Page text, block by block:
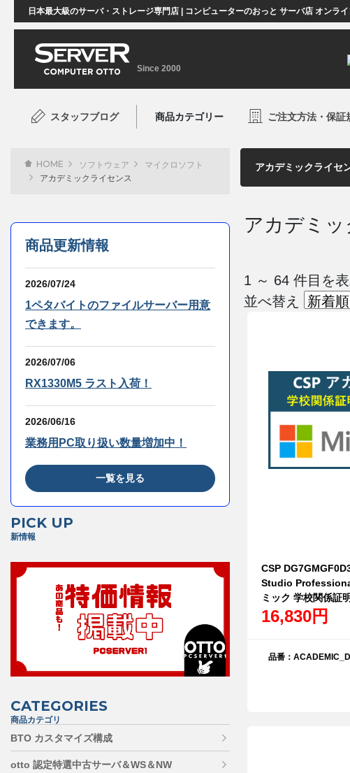
日本最大級のサーバ・ストレージ専門店 | コンピューターのおっと サーバ店 オンラ
Since 2000
スタッフブログ 商品カテゴリー ご注文方法・保証
アカデミ
1 ～ 64 件目を
並べ替え
CSP
Studio
ミック 学校関係証
16,830円
品番：
HOME ソフトウェア
マイクロソフト
アカデミックライセンス
商品更新情報
2026/07/24
1ペタバイトのファイルサーバー用意
できます。
2026/07/06
RX1330M5 ラスト入荷！
2026/06/16
業務用PC取り扱い数量増加中！
一覧を見る
PICK UP
新情報
CATEGORIES
商品カテゴリ
BTO カスタマイズ構成
otto 認定特選中古サーバ＆WS＆NW